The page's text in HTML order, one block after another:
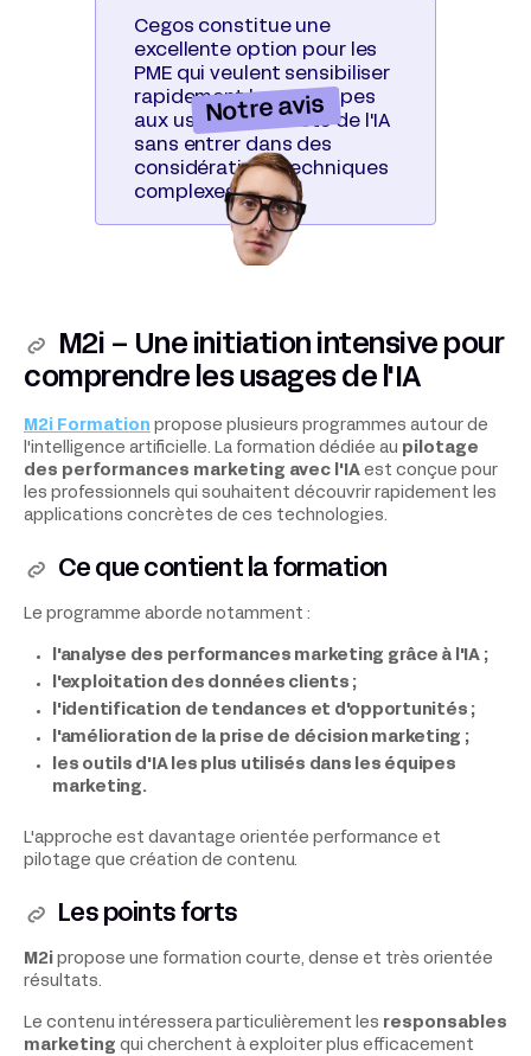
Cegos constitue une
excellente option pour les
PME qui veulent sensibiliser
rapidement leurs équipes
aux usages concrets de l'IA
sans entrer dans des
considérations techniques
complexes.
Notre avis
M2i – Une initiation intensive pour
comprendre les usages de l'IA
M2i Formation propose plusieurs programmes autour de
l'intelligence artificielle. La formation dédiée au
pilotage
des performances marketing avec l'IA est conçue pour
les professionnels qui souhaitent découvrir rapidement les
applications concrètes de ces technologies.
Ce que contient la formation
Le programme aborde notamment :
l'analyse des performances marketing grâce à l'IA ;
l'exploitation des données clients ;
l'identification de tendances et d'opportunités ;
l'amélioration de la prise de décision marketing ;
les outils d'IA les plus utilisés dans les équipes
marketing.
L'approche est davantage orientée performance et
pilotage que création de contenu.
Les points forts
M2i
propose une formation courte, dense et très orientée
résultats.
Le contenu intéressera particulièrement les responsables
marketing qui cherchent à exploiter plus efficacement